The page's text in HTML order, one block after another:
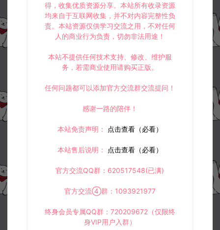
得，收集优质资源分享。本站所有收录资源
均来自于互联网收集，并不对内容完整性负
责。本站资源仅供学习交流之用，不对任何
人的商业行为负责，切勿非法用途！
本站不提供任何技术支持、修改、维护服
务，若需商业使用请购买正版。
任何问题都可以添加官方交流群交流提问！
感谢一路的陪伴！
本站免责声明： 点击查看（必看）
本站售后说明： 点击查看（必看）
官方交流QQ群：620517548(已满)
官方交流④群：1093921977
终身会员专属QQ群：720209672（仅限终
身VIP用户入群）